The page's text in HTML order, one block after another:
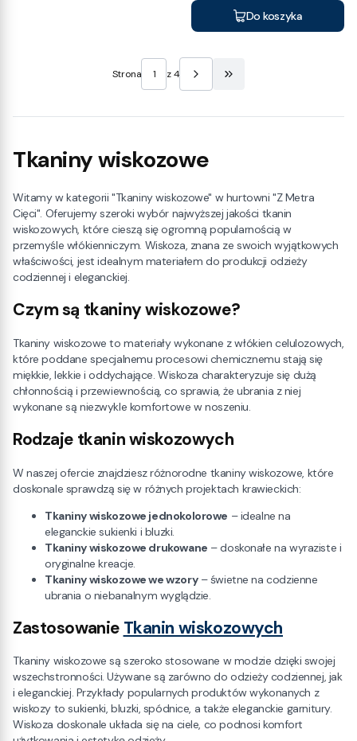
Do koszyka
Strona z 4 Przejdź do ostatniej
Tkaniny wiskozowe
Witamy w kategorii "Tkaniny wiskozowe" w hurtowni "Z Metra
Cięci". Oferujemy szeroki wybór najwyższej jakości tkanin
wiskozowych, które cieszą się ogromną popularnością w
przemyśle włókienniczym. Wiskoza, znana ze swoich wyjątkowych
właściwości, jest idealnym materiałem do produkcji odzieży
codziennej i eleganckiej.
Czym są tkaniny wiskozowe?
Tkaniny wiskozowe to materiały wykonane z włókien celulozowych,
które poddane specjalnemu procesowi chemicznemu stają się
miękkie, lekkie i oddychające. Wiskoza charakteryzuje się dużą
chłonnością i przewiewnością, co sprawia, że ubrania z niej
wykonane są niezwykle komfortowe w noszeniu.
Rodzaje tkanin wiskozowych
W naszej ofercie znajdziesz różnorodne tkaniny wiskozowe, które
doskonale sprawdzą się w różnych projektach krawieckich:
Tkaniny wiskozowe jednokolorowe – idealne na
eleganckie sukienki i bluzki.
Tkaniny wiskozowe drukowane – doskonałe na wyraziste i
oryginalne kreacje.
Tkaniny wiskozowe we wzory– świetne na codzienne
ubrania o niebanalnym wyglądzie.
Zastosowanie Tkanin wiskozowych
Tkaniny wiskozowe są szeroko stosowane w modzie dzięki swojej
wszechstronności. Używane są zarówno do odzieży codziennej, jak
i eleganckiej. Przykłady popularnych produktów wykonanych z
wiskozy to sukienki, bluzki, spódnice, a także eleganckie garnitury.
Wiskoza doskonale układa się na ciele, co podnosi komfort